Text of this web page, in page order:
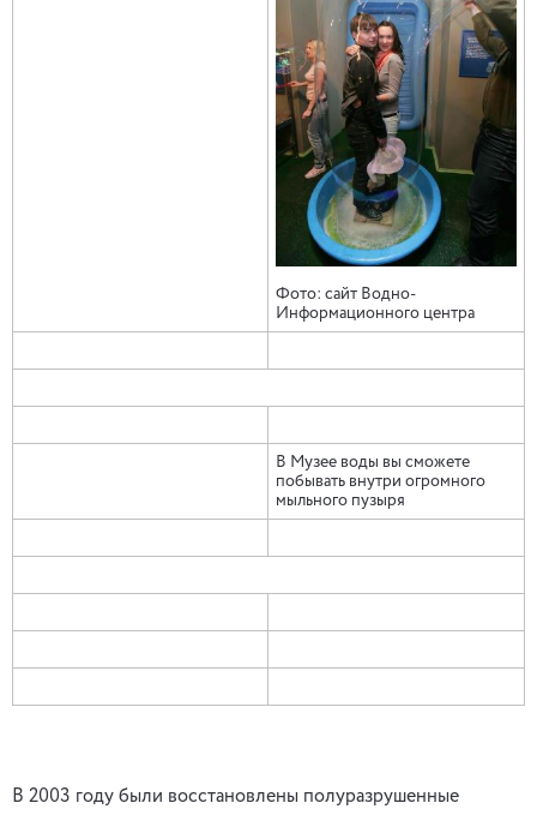
Фото: сайт Водно-
Информационного центра
В Музее воды вы сможете
побывать внутри огромного
мыльного пузыря
В 2003 году были восстановлены полуразрушенные